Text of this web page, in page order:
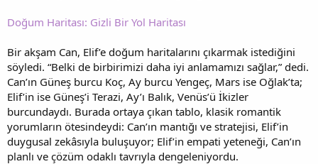
Doğum Haritası: Gizli Bir Yol Haritası
Bir akşam Can, Elif’e doğum haritalarını çıkarmak istediğini
söyledi. “Belki de birbirimizi daha iyi anlamamızı sağlar,” dedi.
Can’ın Güneş burcu Koç, Ay burcu Yengeç, Mars ise Oğlak’ta;
Elif’in ise Güneş’i Terazi, Ay’ı Balık, Venüs’ü İkizler
burcundaydı. Burada ortaya çıkan tablo, klasik romantik
yorumların ötesindeydi: Can’ın mantığı ve stratejisi, Elif’in
duygusal zekâsıyla buluşuyor; Elif’in empati yeteneği, Can’ın
planlı ve çözüm odaklı tavrıyla dengeleniyordu.